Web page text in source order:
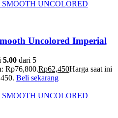
Uncolored Imperial
5.00dari 5
Rp76,800.Rp62,450Harga saat ini
Beli sekarang